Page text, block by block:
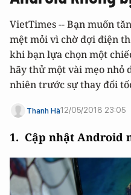
VietTimes -- Bạn muốn
mệt mỏi vì chờ đợi điện
khi bạn lựa chọn một
hãy thử một vài mẹo nhỏ
nhiên trước sự thay đổi
Thanh Hà12/05/2018 23:05
1. Cập nhật Android